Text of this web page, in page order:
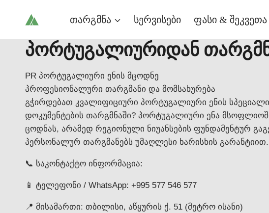
თარგმნა სერვისები ფასი & შეკვეთა
პორტუგალიურიდან
PR პორტუგალიური ენის მცოდნე
პროფესიონალური თარგმანი და მომსახურება
გჭირდებათ კვალიფიციური პორტუგალიური ენის
დოკუმენტების თარგმნაში? პორტუგალიური ენა
ცოდნას, არამედ რეგიონული ნიუანსების ფუნდამენტურ
პერსონალურ თარგმანებს უმაღლესი ხარისხის გარანტიით.
📞 საკონტაქტო ინფორმაცია:
📱 ტელეფონი / WhatsApp: +995 577 546 577
📍 მისამართი: თბილისი, აწყურის ქ. 51 (მეტრო ისანი)